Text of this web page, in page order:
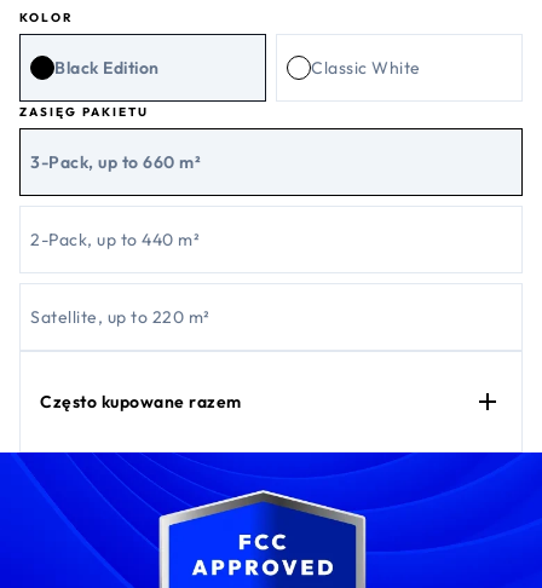
KOLOR
Black Edition Classic White
ZASIĘG PAKIETU
3-Pack, up to 660 m²
2-Pack, up to 440 m²
Satellite, up to 220 m²
Często kupowane razem